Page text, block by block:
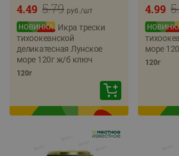
5.79
4.49 руб./шт
Икра трески
тихоокеанской
деликатесная Лунское
море 120г ж/б ключ
120г
4.99
море
120г